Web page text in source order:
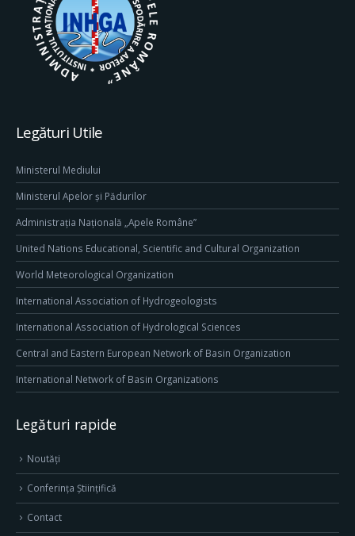
Legături Utile
Ministerul Mediului
Ministerul Apelor și Pădurilor
Administrația Națională „Apele Române”
United Nations Educational, Scientific and Cultural Organization
World Meteorological Organization
International Association of Hydrogeologists
International Association of Hydrological Sciences
Central and Eastern European Network of Basin Organization
International Network of Basin Organizations
Legături rapide
Noutăți
Conferința Științifică
Contact